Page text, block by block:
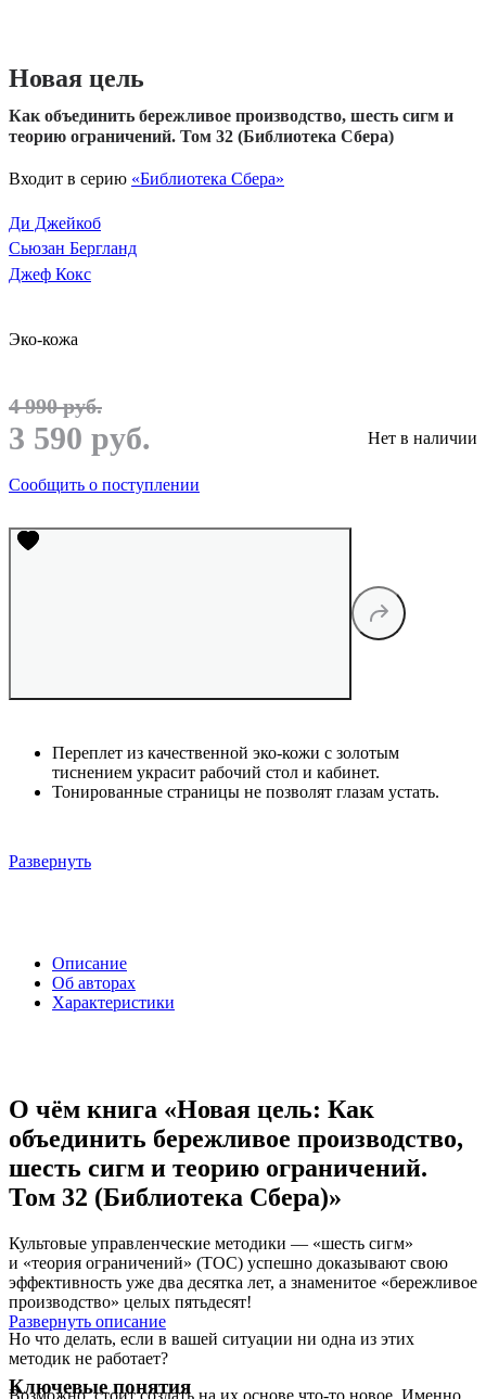
Новая цель
Как объединить бережливое производство, шесть сигм и
теорию ограничений. Том 32 (Библиотека Сбера)
Входит в серию «Библиотека Сбера»
Ди Джейкоб
Сьюзан Бергланд
Джеф Кокс
Эко-кожа
4 990 руб.
3 590 руб. Нет в наличии
Сообщить о поступлении
Переплет из качественной эко-кожи с золотым
тиснением украсит рабочий стол и кабинет.
Тонированные страницы не позволят глазам устать.
Развернуть
Описание
Об авторах
Характеристики
О чём книга «Новая цель: Как
объединить бережливое производство,
шесть сигм и теорию ограничений.
Том 32 (Библиотека Сбера)»
Культовые управленческие методики — «шесть сигм»
и «теория ограничений» (TOC) успешно доказывают свою
эффективность уже два десятка лет, а знаменитое «бережливое
производство» целых пятьдесят!
Но что делать, если в вашей ситуации ни одна из этих
методик не работает?
Возможно, стоит создать на их основе что-то новое. Именно
Развернуть описание
Ключевые понятия